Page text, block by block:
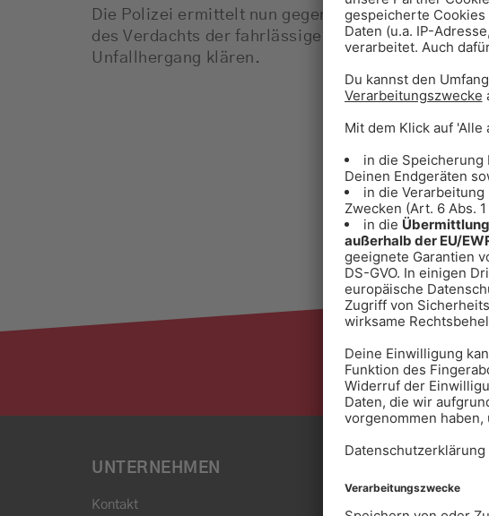
Die Polizei ermittelt nun gegen den 56-jährigen
des Verdachts der fahrlässigen Tötung. Ein
Unfallhergang klären.
UNTERNEHMEN
Kontakt